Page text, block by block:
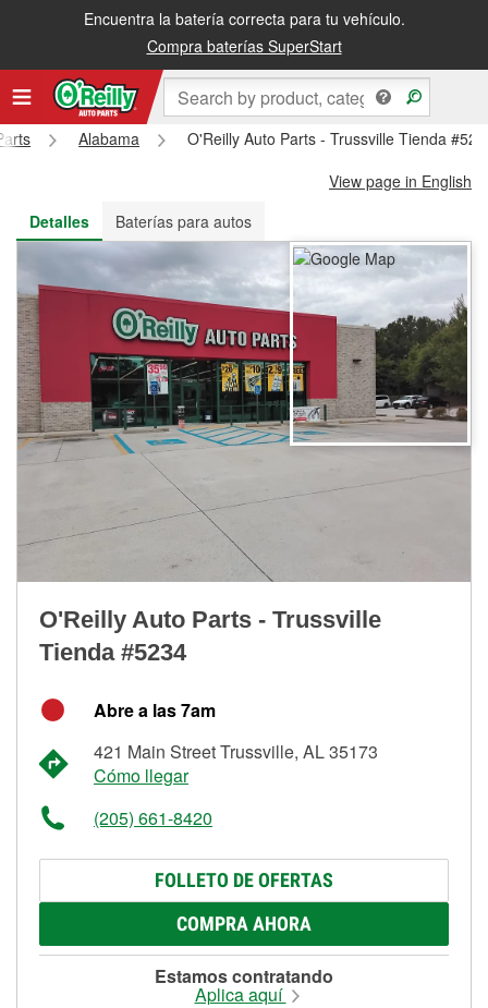
Encuentra la batería correcta para tu vehículo.
Compra baterías SuperStart
Recibe tu orden gratis al día siguiente o recógela en la tienda
Alabama
O'Reilly Auto Parts - Trussville Tienda
View page in English
Detalles
Baterías para autos
O'Reilly Auto Parts - Trussville
Tienda #5234
Abre a las 7am
421 Main Street Trussville, AL 35173
Cómo llegar
(205) 661-8420
FOLLETO DE OFERTAS
COMPRA AHORA
Estamos contratando
Aplica aquí